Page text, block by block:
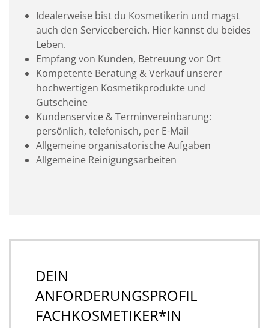
Idealerweise bist du Kosmetikerin und magst
auch den Servicebereich. Hier kannst du beides
Leben.
Empfang von Kunden, Betreuung vor Ort
Kompetente Beratung & Verkauf unserer
hochwertigen Kosmetikprodukte und
Gutscheine
Kundenservice & Terminvereinbarung:
persönlich, telefonisch, per E-Mail
Allgemeine organisatorische Aufgaben
Allgemeine Reinigungsarbeiten
DEIN
ANFORDERUNGSPROFIL
FACHKOSMETIKER*IN